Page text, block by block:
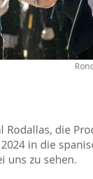
Rodallas, die
in die
uns zu sehen.